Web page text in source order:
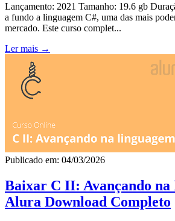
Lançamento: 2021 Tamanho: 19.6 gb
a fundo a linguagem C#, uma das mais
mercado. Este curso complet...
Ler mais →
Publicado em: 04/03/2026
Baixar C II: Avançando na
Alura Download Completo